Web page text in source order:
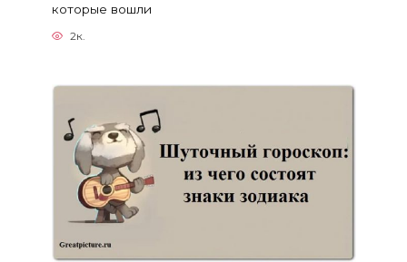
которые вошли
2к.